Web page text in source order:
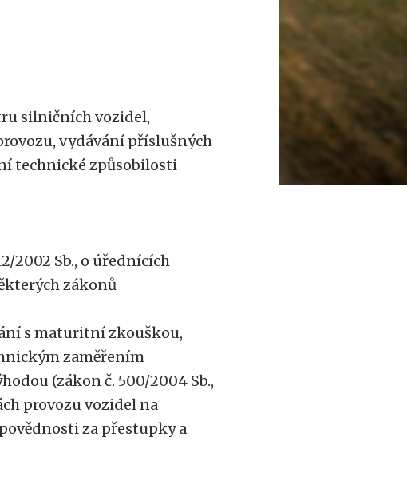
silničních vozidel,
vydávání příslušných
technické způsobilosti
2002 Sb., o úřednících
zákonů
s maturitní zkouškou,
zaměřením
(zákon č. 500/2004 Sb.,
provozu vozidel na
za přestupky a